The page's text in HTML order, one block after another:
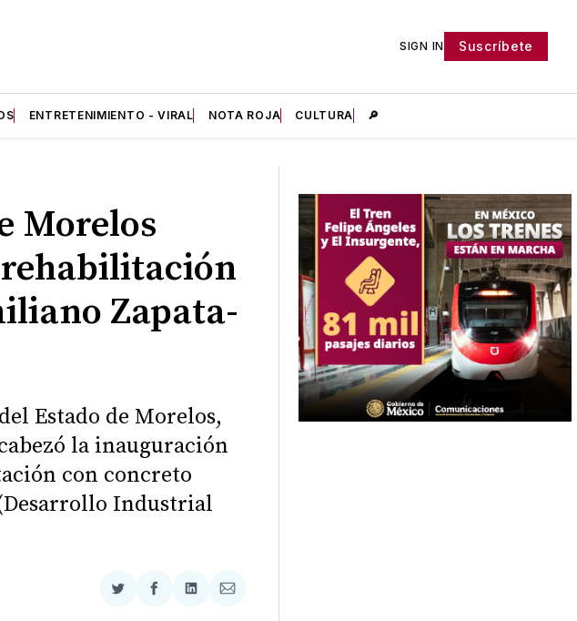
SIGN IN Suscríbete
ENTRETENIMIENTO - VIRAL NOTA ROJA CULTURA 🔎
Morelos
Zapata-
Estado de Morelos,
la inauguración
con concreto
Industrial
CompartirCompartir
CompartirCompartir